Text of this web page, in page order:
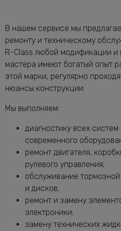
Class
Замена воздушного фильтра
Мерседес-Бенц R-Class
Замена задних тормозных
Мерседес-Бенц R-Class
Замена задних тормозных
Мерседес-Бенц R-Class
R-Class
Замена масла в двигателе
Бенц R-Class
Замена масла в раздатке
Бенц R-Class
Замена масляного насоса
Бенц R-Class
Замена масляного фильтра
Бенц R-Class
В нашем сервисе мы
ремонту и техническому
R-Class любой модификации и
мастера имеют богатый опыт
этой марки, регулярно
нюансы конструкции.
Мы выполняем:
диагностику всех
современного
ремонт двигателя,
рулевого управления;
обслуживание
и дисков;
ремонт и замену
электроники;
замену технических